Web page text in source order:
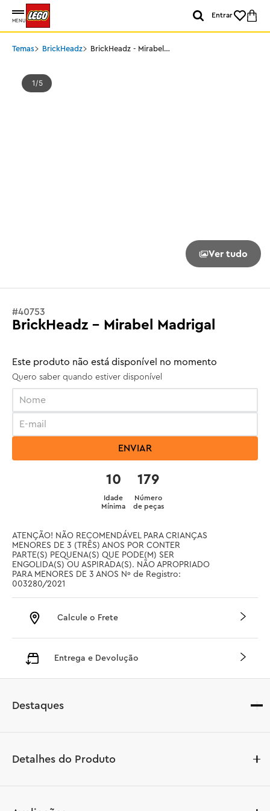
MENU
Entrar
Temas BrickHeadz
BrickHeadz - Mirabel
1 5
Ver tudo
#40753
BrickHeadz - Mirabel Madrigal
Este produto não está disponível no momento
Quero saber quando estiver disponível
ENVIAR
179
Número
de peças
10
Idade
Mínima
ATENÇÃO! NÃO RECOMENDÁVEL PARA CRIANÇAS
MENORES DE 3 (TRÊS) ANOS POR CONTER
PARTE(S) PEQUENA(S) QUE PODE(M) SER
ENGOLIDA(S) OU ASPIRADA(S). NÃO APROPRIADO
PARA MENORES DE 3 ANOS Nº de Registro:
003280/2021
Calcule o Frete
Entrega e Devolução
Destaques
Detalhes do Produto